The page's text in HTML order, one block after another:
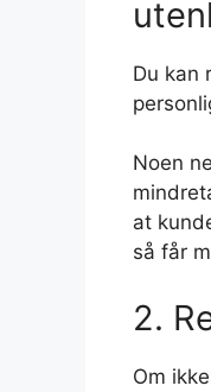
Du kan
Noen
at
så får
2.
Om